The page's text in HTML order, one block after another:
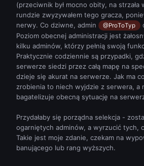
(przeciwnik był mocno obity, na strzała
rundzie zwyzywałem tego gracza,
nerwy. Co dziwne, admin
@ProToTyp
Poziom obecnej administracji jest
kilku adminów, którzy pełnią swoją
Praktycznie codziennie są przypadki,
serwerze siedzi przez całą mapę na
dzieje się akurat na serwerze. Jak ma
zrobienia to niech wyjdzie z serwera, a
bagatelizuje obecną sytuację na
Przydałaby się porządna selekcja -
ogarniętych adminów, a wyrzucić tych,
Takie jest moje zdanie, czekam na
banującego lub rang wyższych.